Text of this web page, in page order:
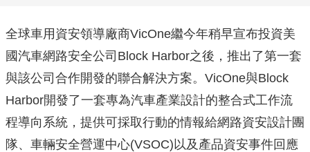
全球車用資安領導廠商VicOne繼今年稍早宣布投資美
國汽車網路安全公司Block Harbor之後，推出了第一套
與該公司合作開發的聯合解決方案。VicOne與Block
Harbor開發了一套專為汽車產業設計的整合式工作流
程導向系統，提供可採取行動的情報給網路資安設計團
隊、車輛安全營運中心(VSOC)以及產品資安事件回應